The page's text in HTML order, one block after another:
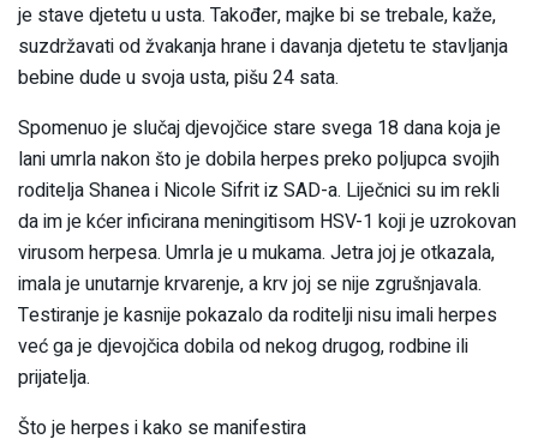
je stave djetetu u usta. Također, majke bi se trebale, kaže,
suzdržavati od žvakanja hrane i davanja djetetu te stavljanja
bebine dude u svoja usta, pišu 24 sata.
Spomenuo je slučaj djevojčice stare svega 18 dana koja je
lani umrla nakon što je dobila herpes preko poljupca svojih
roditelja Shanea i Nicole Sifrit iz SAD-a. Liječnici su im rekli
da im je kćer inficirana meningitisom HSV-1 koji je uzrokovan
virusom herpesa. Umrla je u mukama. Jetra joj je otkazala,
imala je unutarnje krvarenje, a krv joj se nije zgrušnjavala.
Testiranje je kasnije pokazalo da roditelji nisu imali herpes
već ga je djevojčica dobila od nekog drugog, rodbine ili
prijatelja.
Što je herpes i kako se manifestira